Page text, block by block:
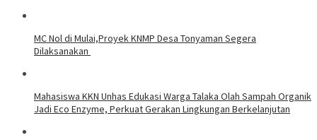
MC Nol di Mulai,Proyek KNMP Desa Tonyaman Segera
Dilaksanakan
Mahasiswa KKN Unhas Edukasi Warga Talaka Olah Sampah Organik
Jadi Eco Enzyme, Perkuat Gerakan Lingkungan Berkelanjutan